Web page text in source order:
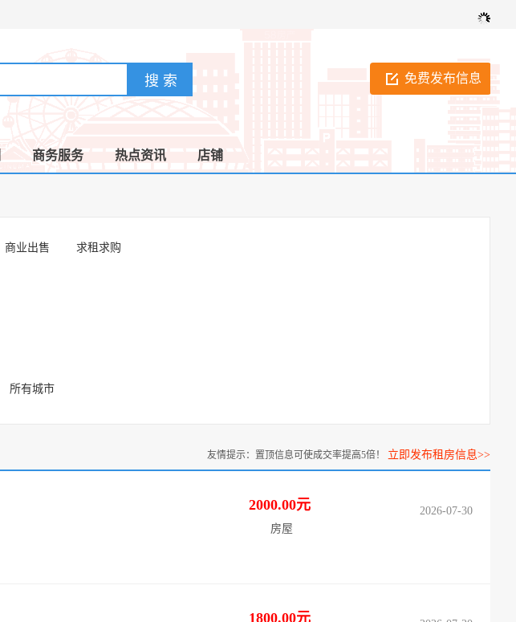
免费发布信息
商务服务 热点资讯 店铺
商业出售 求租求购
所有城市
友情提示：置顶信息可使成交率提高5倍！ 立即发布租房信息>>
2026-07-30
2000.00元
房屋
1800.00元